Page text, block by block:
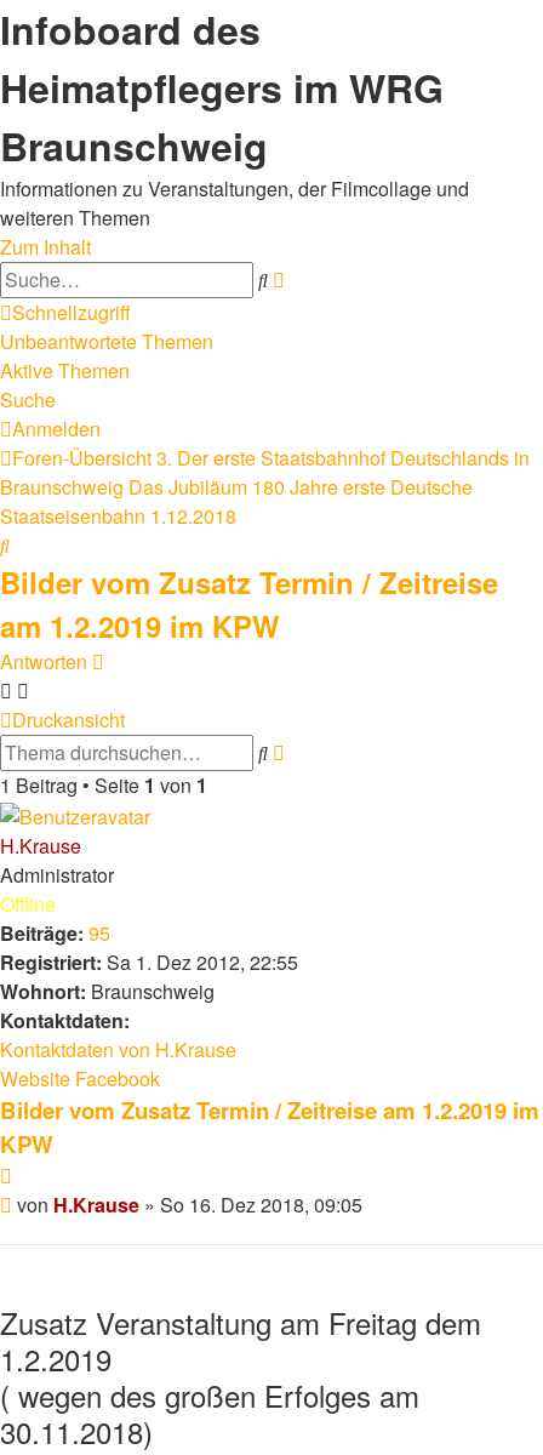
Infoboard des
Heimatpflegers im WRG
Braunschweig
Informationen zu Veranstaltungen, der Filmcollage und
weiteren Themen
Zum Inhalt
Suche
Schnellzugriff
Unbeantwortete Themen
Aktive Themen
Suche
Anmelden
Foren-Übersicht3. Der erste Staatsbahnhof Deutschlands in
Braunschweig Das Jubiläum 180 Jahre erste Deutsche
Staatseisenbahn 1.12.2018
Suche
Bilder vom Zusatz Termin / Zeitreise
am 1.2.2019 im KPW
Antworten
Druckansicht
Suche
1 Beitrag • Seite 1 von 1
H.Krause
Administrator
Offline
Beiträge: 95
Registriert: Sa 1. Dez 2012, 22:55
Wohnort: Braunschweig
Kontaktdaten:
Kontaktdaten von H.Krause
Website Facebook
Bilder vom Zusatz Termin / Zeitreise am 1.2.2019 im
KPW
Beitrag
von H.Krause » So 16. Dez 2018, 09:05
Zusatz Veranstaltung am Freitag dem
1.2.2019
( wegen des großen Erfolges am
30.11.2018)